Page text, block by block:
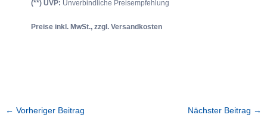
(**) UVP: Unverbindliche Preisempfehlung
Preise inkl. MwSt., zzgl. Versandkosten
← Vorheriger Beitrag Nächster Beitrag →